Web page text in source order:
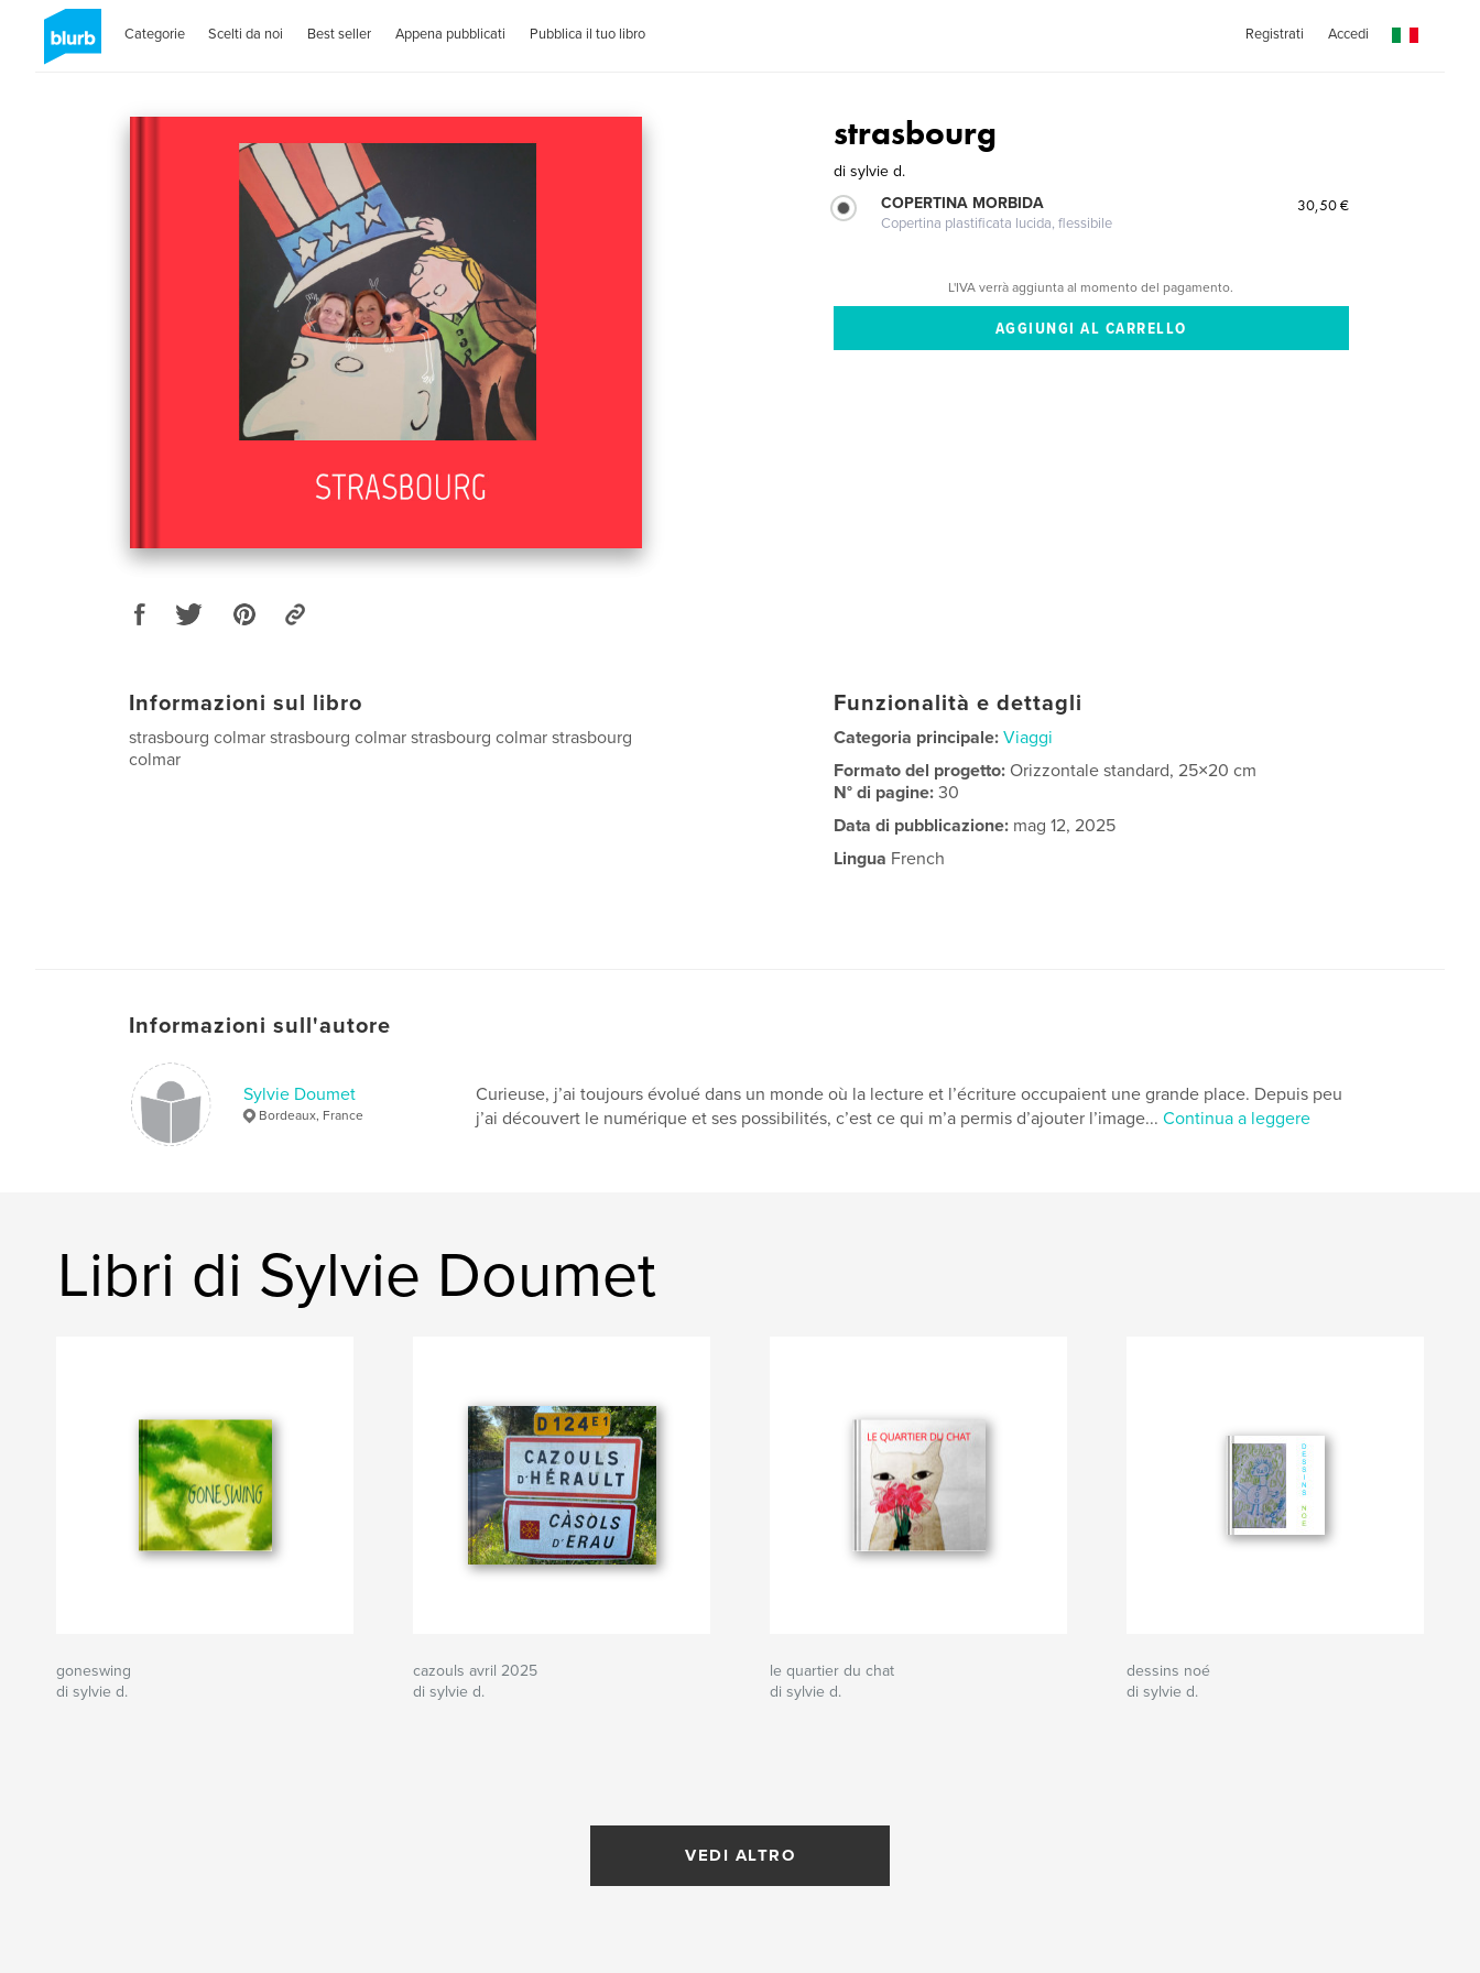
Categorie Scelti da noi Best seller Appena pubblicati Pubblica il tuo libro Registrati Accedi
strasbourg
di sylvie d.
COPERTINA MORBIDA
Copertina plastificata lucida, flessibile
30,50 €
L'IVA verrà aggiunta al momento del pagamento.
Informazioni sul libro
strasbourg colmar strasbourg colmar strasbourg colmar strasbourg
colmar
Funzionalità e dettagli
Categoria principale: Viaggi
Formato del progetto:Orizzontale standard, 25×20 cm
N° di pagine:30
Data di pubblicazione: mag 12, 2025
Lingua French
Informazioni sull'autore
Sylvie Doumet
Bordeaux, France
Curieuse, j’ai toujours évolué dans un monde où la lecture et l’écriture occupaient une grande place. Depuis peu
j’ai découvert le numérique et ses possibilités, c’est ce qui m’a permis d’ajouter l’image... Continua a leggere
Libri di Sylvie Doumet
goneswing
di sylvie d.
cazouls avril 2025
di sylvie d.
le quartier du chat
di sylvie d.
dessins noé
di sylvie d.
VEDI ALTRO